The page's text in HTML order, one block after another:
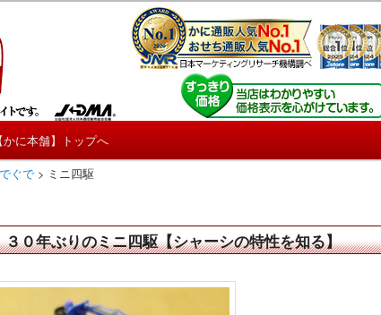
くじょー！】
や興味深い記事をお届けします。
かに本舗】トップへ
ぐで> ミニ四駆
０年ぶりのミニ四駆【シャーシの特性を知る】